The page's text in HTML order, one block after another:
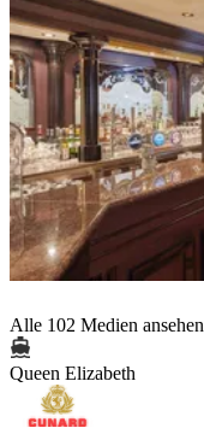
Alle 102 Medien ansehen
Queen Elizabeth